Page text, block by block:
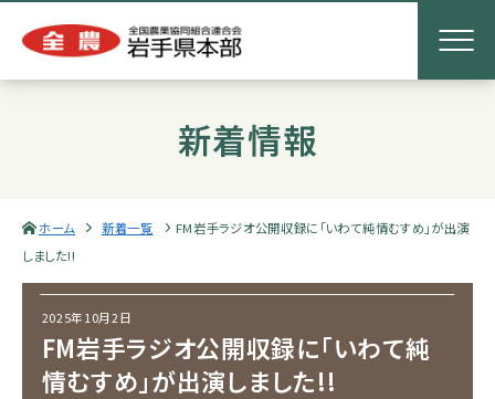
新着情報
ホーム 新着一覧
FM岩手ラジオ公開収録に「いわて純情むすめ」が出演
しました!!
2025年10月2日
FM岩手ラジオ公開収録に「いわて純
情むすめ」が出演しました!!